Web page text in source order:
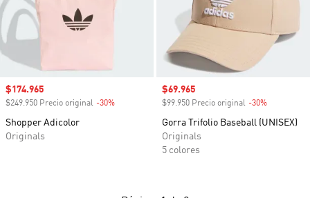
Precio de venta
$174.965
$249.950 Precio original -30%
Shopper Adicolor
Originals
Precio de venta
$69.965
$99.950 Precio original -30%
Gorra Trifolio Baseball (UNISEX)
Originals
5 colores